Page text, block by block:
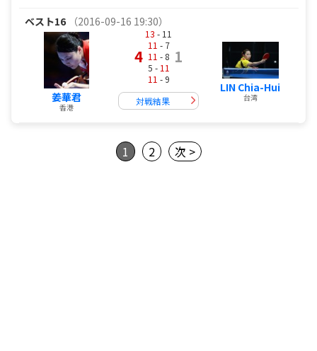
ベスト16 （2016-09-16 19:30）
姜華君
香港
4
13 - 11
11 - 7
11 - 8
5 - 11
11 - 9
1
対戦結果
LIN Chia-Hui
台湾
1 2 次 >